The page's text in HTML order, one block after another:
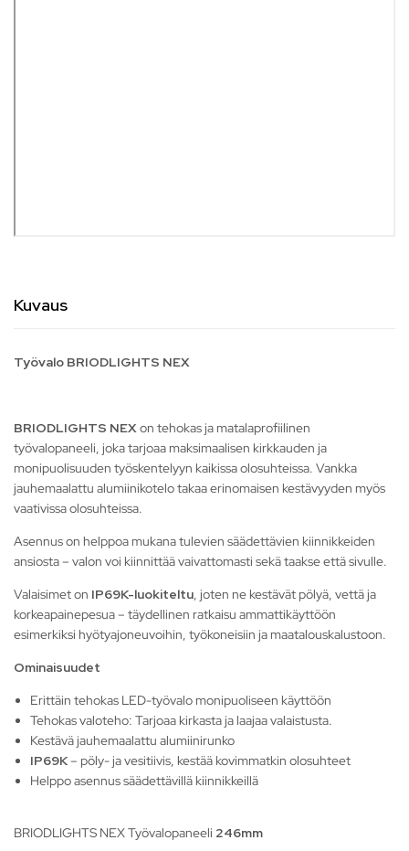
Kuvaus
Työvalo BRIODLIGHTS NEX
BRIODLIGHTS NEXon tehokas ja matalaprofiilinen
työvalopaneeli, joka tarjoaa maksimaalisen kirkkauden ja
monipuolisuuden työskentelyyn kaikissa olosuhteissa. Vankka
jauhemaalattu alumiinikotelo takaa erinomaisen kestävyyden myös
vaativissa olosuhteissa.
Asennus on helppoa mukana tulevien säädettävien kiinnikkeiden
ansiosta – valon voi kiinnittää vaivattomasti sekä taakse että sivulle.
Valaisimet on IP69K-luokiteltu, joten ne kestävät pölyä, vettä ja
korkeapainepesua – täydellinen ratkaisu ammattikäyttöön
esimerkiksi hyötyajoneuvoihin, työkoneisiin ja maatalouskalustoon.
Ominaisuudet
Erittäin tehokas LED-työvalo monipuoliseen käyttöön
Tehokas valoteho: Tarjoaa kirkasta ja laajaa valaistusta.
Kestävä jauhemaalattu alumiinirunko
IP69K– pöly- ja vesitiivis, kestää kovimmatkin olosuhteet
Helppo asennus säädettävillä kiinnikkeillä
BRIODLIGHTS NEX Työvalopaneeli 246mm